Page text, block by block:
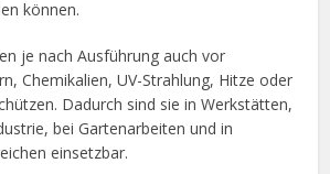
können.
je nach Ausführung auch vor
Chemikalien, UV-Strahlung, Hitze oder
Dadurch sind sie in Werkstätten,
bei Gartenarbeiten und in
einsetzbar.